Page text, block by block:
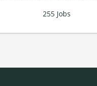
255 Jobs